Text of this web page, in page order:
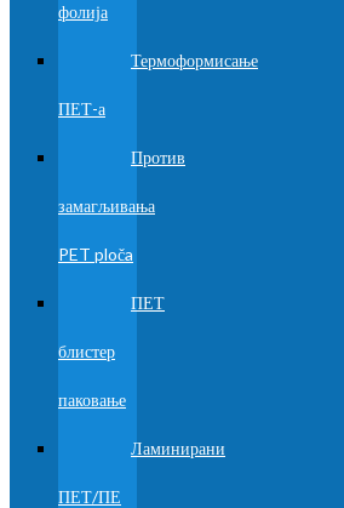
фолија
Термоформисање
ПЕТ-а
Против
замагљивања
PET ploča
ПЕТ
блистер
паковање
Ламинирани
ПЕТ/ПЕ